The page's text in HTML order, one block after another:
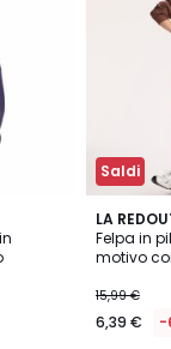
Saldi
LA
Felpa in
motivo
15,99 €
6,39 € -